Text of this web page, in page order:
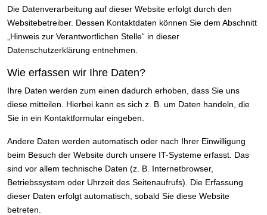
Die Datenverarbeitung auf dieser Website erfolgt durch den
Websitebetreiber. Dessen Kontaktdaten können Sie dem Abschnitt
„Hinweis zur Verantwortlichen Stelle“ in dieser
Datenschutzerklärung entnehmen.
Wie erfassen wir Ihre Daten?
Ihre Daten werden zum einen dadurch erhoben, dass Sie uns
diese mitteilen. Hierbei kann es sich z. B. um Daten handeln, die
Sie in ein Kontaktformular eingeben.
Andere Daten werden automatisch oder nach Ihrer Einwilligung
beim Besuch der Website durch unsere IT-Systeme erfasst. Das
sind vor allem technische Daten (z. B. Internetbrowser,
Betriebssystem oder Uhrzeit des Seitenaufrufs). Die Erfassung
dieser Daten erfolgt automatisch, sobald Sie diese Website
betreten.